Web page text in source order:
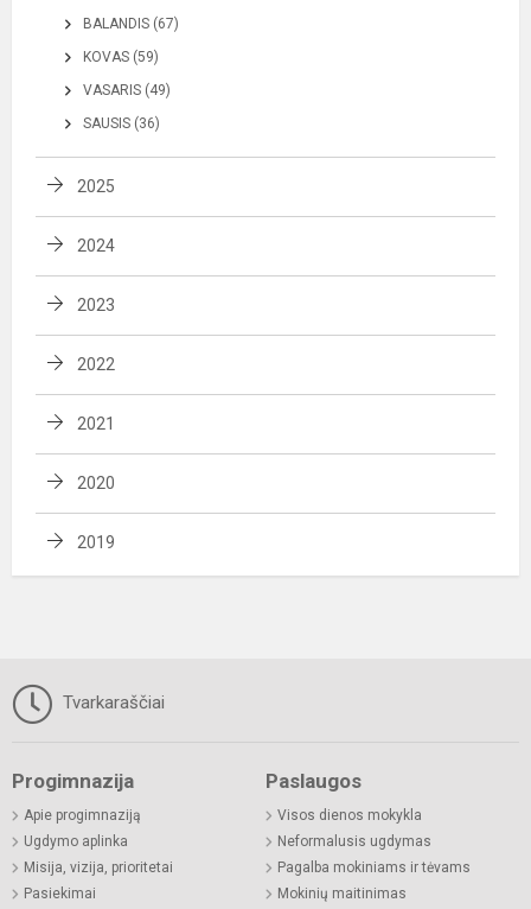
BALANDIS (67)
KOVAS (59)
VASARIS (49)
SAUSIS (36)
2025
2024
2023
2022
2021
2020
2019
Tvarkaraščiai
Progimnazija
Apie progimnaziją
Ugdymo aplinka
Misija, vizija, prioritetai
Pasiekimai
Paslaugos
Visos dienos mokykla
Neformalusis ugdymas
Pagalba mokiniams ir tėvams
Mokinių maitinimas